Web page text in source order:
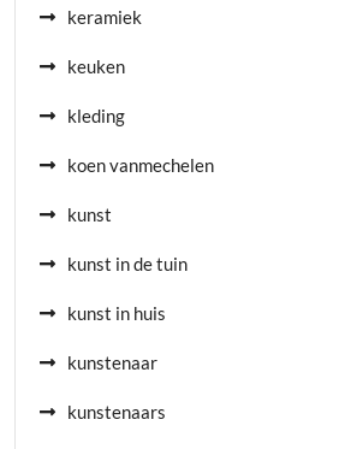
keramiek
keuken
kleding
koen vanmechelen
kunst
kunst in de tuin
kunst in huis
kunstenaar
kunstenaars